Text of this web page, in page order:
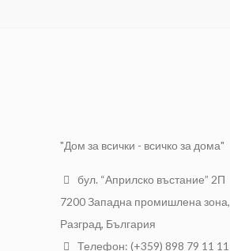
"Дом за всички - всичко за дома"
бул. “Априлско въстание” 2П
7200 Западна промишлена зона,
Разград, България
Телефон: (+359) 898 79 11 11